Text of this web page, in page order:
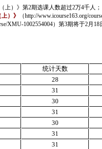
上）》 第2期选课人数超过2万4千人
）》 （http://www.icourse163.org/
XMU-1002554004）第3期将于2月 18
统计天数
28
31
30
31
30
31
31